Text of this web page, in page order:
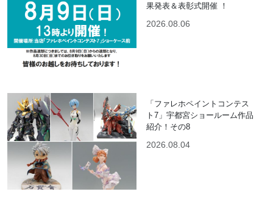
果発表＆表彰式開催 ！
2026.08.06
「ファレホペイントコンテス
ト7」宇都宮ショールーム作品
紹介！その8
2026.08.04